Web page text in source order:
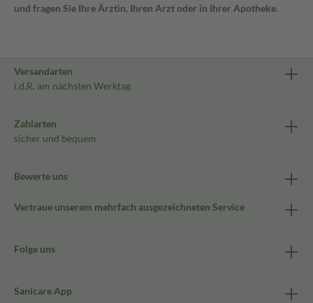
und fragen Sie Ihre Ärztin, Ihren Arzt oder in Ihrer Apotheke.
Versandarten
i.d.R. am nächsten Werktag
Zahlarten
sicher und bequem
Bewerte uns
Vertraue unserem mehrfach ausgezeichneten Service
Folge uns
Sanicare App